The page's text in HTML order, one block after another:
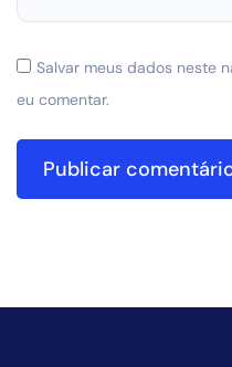
Salvar meus dados neste
eu comentar.